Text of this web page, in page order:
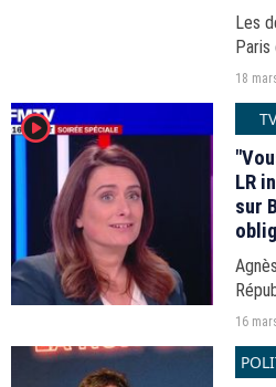
Les
sans
18
player2
LR
sur
16